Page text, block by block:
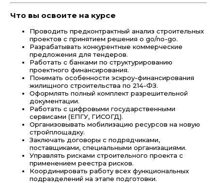
Что вы освоите на курсе
Проводить предконтрактный анализ строительных
проектов с принятием решения о go/no-go.
Разрабатывать конкурентные коммерческие
предложения для тендеров.
Работать с банками по структурированию
проектного финансирования.
Понимать особенности эскроу-финансирования
жилищного строительства по 214-ФЗ.
Оформлять полный комплект разрешительной
документации.
Работать с цифровыми государственными
сервисами (ЕПГУ, ГИСОГД).
Организовывать мобилизацию ресурсов на новую
стройплощадку.
Заключать договоры с подрядчиками,
поставщиками, специальными организациями.
Управлять рисками строительного проекта с
применением реестра рисков.
Координировать работу всех функциональных
подразделений на этапе подготовки.